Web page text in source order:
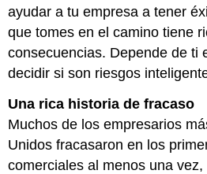
ayudar a tu empresa a tener
que tomes en el camino tiene
consecuencias. Depende de ti
decidir si son riesgos
Una rica historia de fracaso
Muchos de los empresarios
Unidos fracasaron en los
comerciales al menos una